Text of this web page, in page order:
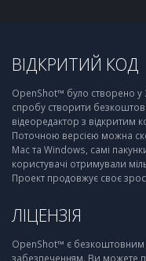
ВІДКРИТИЙ КОД
OpenShot™ було створено у
спробу створити
відеоредактор з відкритим
Поточною версією можна
Mac та Windows, самі
користувачі отримували
Проект продовжує своє
ЛІЦЕНЗІЯ
OpenShot™ є
забезпеченням. Ви можете